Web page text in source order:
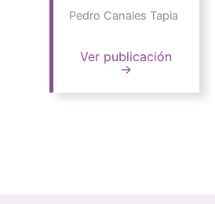
Pedro Canales Tapia
Ver publicación
→